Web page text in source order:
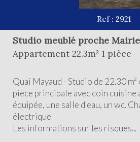
Critères
Piscine Parking
Ref : 2921
Studio meublé proche Mairie
Appartement 22.3m² 1 pièce
Quai Mayaud - Studio de 22.30
pièce principale avec coin cuisine
équipée, une salle d'eau, un wc.
électrique
Les informations sur les risques...